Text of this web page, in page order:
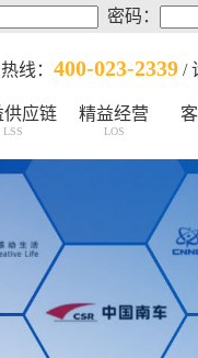
密码：
线： 400-023-2339 /
供应链
LSS
精益经营
LOS